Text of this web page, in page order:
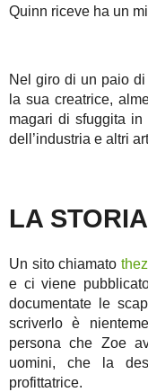
Quinn riceve ha un
Nel giro di un paio
la sua creatrice,
magari di sfuggita
dell’industria e altri
LA
Un sito chiamato
e ci viene
documentate le
scriverlo è
persona che Zoe
uomini, che la
profittatrice.